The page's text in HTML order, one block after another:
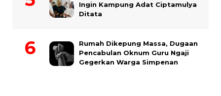
Ingin Kampung Adat Ciptamulya
Ditata
Rumah Dikepung Massa, Dugaan
Pencabulan Oknum Guru Ngaji
Gegerkan Warga Simpenan